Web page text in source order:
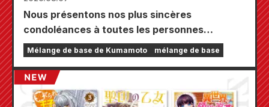
Nous présentons nos plus sincères
condoléances à toutes les personnes
touchées par le tremblement de terre de
Kumamoto de 2026.
Mélange de base de Kumamoto mélange de base